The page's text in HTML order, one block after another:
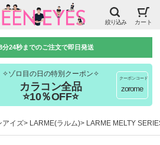
絞り込み カート
分23秒までのご注文で即日発送
✧ゾロ目の日の特別クーポン✧
カラコン全品
⭐10％OFF⭐
クーポンコード
zorome
アイズ LARME(ラルム) LARME MELTY